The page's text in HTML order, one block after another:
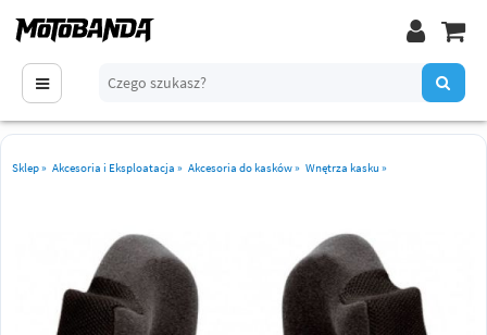
Sklep» Akcesoria i Eksploatacja » Akcesoria do kasków» Wnętrza kasku »